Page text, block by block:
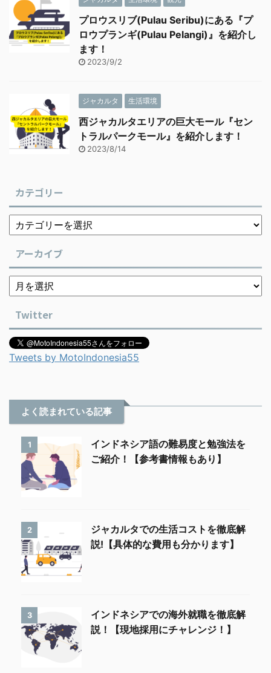
プロウスリブ(Pulau Seribu)にある『プ
ロウプランギ(Pulau Pelangi)』を紹介し
ます！
2023/9/2
ジャカルタ 生活環境
西ジャカルタエリアの巨大モール『セン
トラルパークモール』を紹介します！
2023/8/14
カテゴリー
アーカイブ
Twitter
Tweets by MotoIndonesia55
よく読まれている記事
1
インドネシア語の難易度と勉強法を
ご紹介！【参考書情報もあり】
2
ジャカルタでの生活コストを徹底解
説!【具体的な費用も分かります】
3
インドネシアでの海外就職を徹底解
説！【現地採用にチャレンジ！】